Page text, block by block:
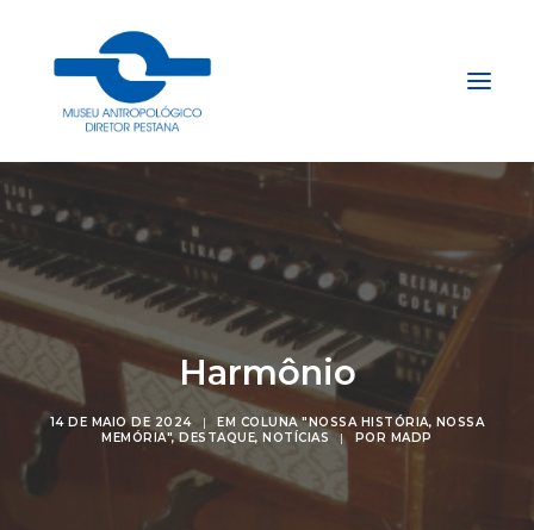
Início
Sobre
Explore
Acervo
Apoie
Projetos
Gestão do Arquivo Fidene
Harmônio
14 DE MAIO DE 2024 | EM COLUNA "NOSSA HISTÓRIA, NOSSA
MEMÓRIA",DESTAQUE,NOTÍCIAS | POR MADP